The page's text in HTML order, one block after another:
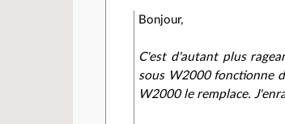
Bonjour,
C'est d'autant plus
sous W2000 fonctionne
W2000 le remplace.